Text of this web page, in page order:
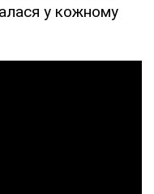
у кожному